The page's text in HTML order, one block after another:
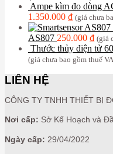
Ampe kìm đo dòng
1.350.000 ₫ (giá chưa
AS807 250.000 ₫ (giá
Thước thủy điện tử
(giá chưa bao gồm thuế
LIÊN HỆ
CÔNG TY TNHH THIẾT BỊ
Nơi cấp: Sở Kế Hoạch và
Ngày cấp: 29/04/2022